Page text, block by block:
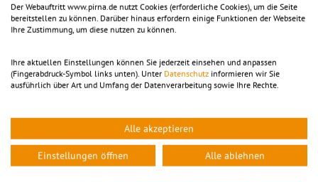
Feuerwehrnachwuchs
Der Webauftritt www.pirna.de nutzt Cookies (erforderliche Cookies), um die Seite
bereitstellen zu können. Darüber hinaus erfordern einige Funktionen der Webseite
Ihre Zustimmung, um diese nutzen zu können.
Ihre aktuellen Einstellungen können Sie jederzeit einsehen und anpassen
(Fingerabdruck-Symbol links unten). Unter Datenschutz informieren wir Sie
ausführlich über Art und Umfang der Datenverarbeitung sowie Ihre Rechte.
Alle akzeptieren
Einstellungen öffnen Alle ablehnen